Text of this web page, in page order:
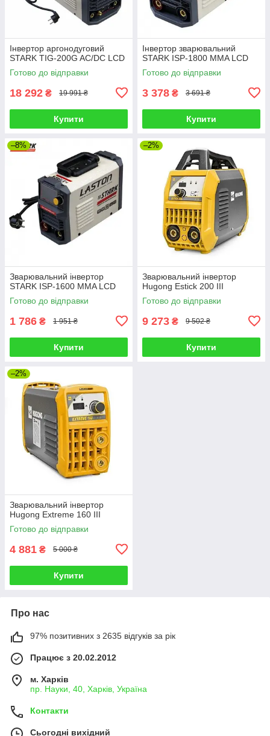
Інвертор аргонодуговий
STARK TIG-200G AC/DC LCD
Готово до відправки
18 292 ₴ 19 991 ₴
Купити
Інвертор зварювальний
STARK ISP-1800 MMA LCD
Готово до відправки
3 378 ₴ 3 691 ₴
Купити
–8%
Зварювальний інвертор
STARK ISP-1600 MMA LCD
Готово до відправки
1 786 ₴ 1 951 ₴
Купити
–2%
Зварювальний інвертор
Hugong Estick 200 III
Готово до відправки
9 273 ₴ 9 502 ₴
Купити
–2%
Зварювальний інвертор
Hugong Extreme 160 III
Готово до відправки
4 881 ₴ 5 000 ₴
Купити
Про нас
97% позитивних з 2635 відгуків за рік
Працює з 20.02.2012
м. Харків
пр. Науки, 40, Харків, Україна
Контакти
Сьогодні вихідний